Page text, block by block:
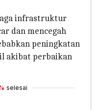
infrastruktur
dan mencegah
peningkatan
akibat perbaikan
selesai